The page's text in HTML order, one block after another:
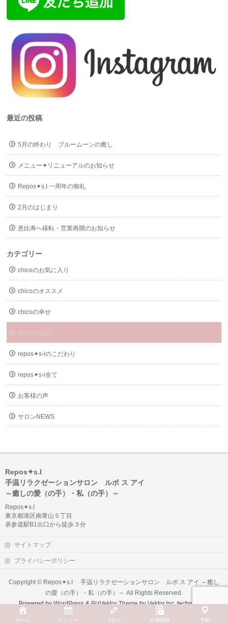
最近の投稿
5月の終わり ブルームーンの癒し
メニュー✦リニューアルのお知らせ
Repos✦s.I 一周年の御礼
2月のはじまり
恵比寿へ移転・営業再開のお知らせ
カテゴリー
chicoのお気に入り
chicoのオススメ
chicoの幸せ
chicoの日記
repos✦s-iのこだわり
repos✦s-i全て
お客様の声
サロンNEWS
Repos✦s.I
手温リラクゼーションサロン ルポ ス アイ
～癒しの愛（の手）・私（の手）～
Repos✦s.I
東京都港区南青山５丁目
表参道駅B1出口から徒歩３分
サイトマップ
プライバシーポリシー
Copyright © Repos✦s.I 手温リラクゼーションサロン ルポ ス アイ ～癒し
の愛（の手）・私（の手）～ All Rights Reserved.
Powered byWordPress&BizVektor ThemebyVektor,Inc.technology.
ホーム メニュー ブログ 店舗情報 予約